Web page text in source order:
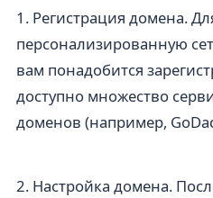
1. Регистрация домена.
персонализированную
вам понадобится
доступно множество
доменов (например,
2. Настройка домена.